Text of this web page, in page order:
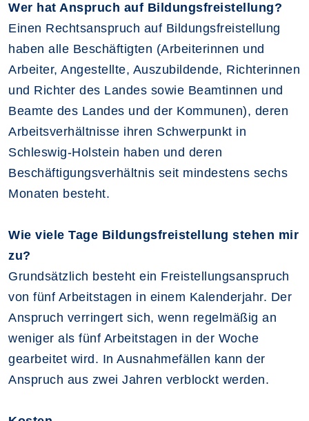
Wer hat Anspruch auf Bildungsfreistellung?
Einen Rechtsanspruch auf Bildungsfreistellung
haben alle Beschäftigten (Arbeiterinnen und
Arbeiter, Angestellte, Auszubildende, Richterinnen
und Richter des Landes sowie Beamtinnen und
Beamte des Landes und der Kommunen), deren
Arbeitsverhältnisse ihren Schwerpunkt in
Schleswig-Holstein haben und deren
Beschäftigungsverhältnis seit mindestens sechs
Monaten besteht.
Wie viele Tage Bildungsfreistellung stehen mir
zu?
Grundsätzlich besteht ein Freistellungsanspruch
von fünf Arbeitstagen in einem Kalenderjahr. Der
Anspruch verringert sich, wenn regelmäßig an
weniger als fünf Arbeitstagen in der Woche
gearbeitet wird. In Ausnahmefällen kann der
Anspruch aus zwei Jahren verblockt werden.